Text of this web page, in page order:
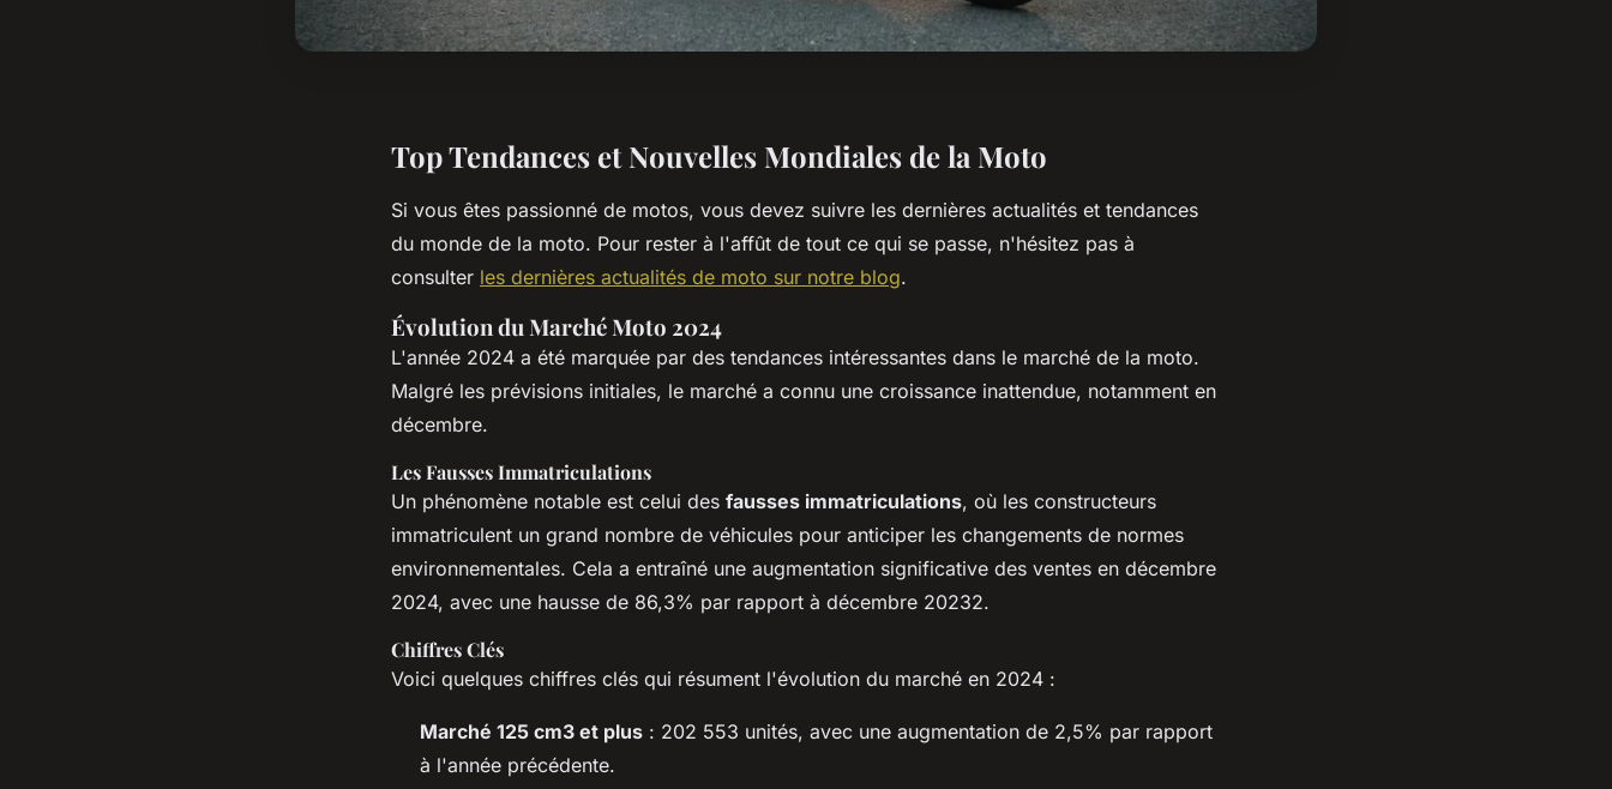
Top Tendances et Nouvelles Mondiales de la Moto
Si vous êtes passionné de motos, vous devez suivre les dernières actualités et tendances
du monde de la moto. Pour rester à l'affût de tout ce qui se passe, n'hésitez pas à
consulter les dernières actualités de moto sur notre blog.
Évolution du Marché Moto 2024
L'année 2024 a été marquée par des tendances intéressantes dans le marché de la moto.
Malgré les prévisions initiales, le marché a connu une croissance inattendue, notamment en
décembre.
Les Fausses Immatriculations
Un phénomène notable est celui des fausses immatriculations, où les constructeurs
immatriculent un grand nombre de véhicules pour anticiper les changements de normes
environnementales. Cela a entraîné une augmentation significative des ventes en décembre
2024, avec une hausse de 86,3% par rapport à décembre 20232.
Chiffres Clés
Voici quelques chiffres clés qui résument l'évolution du marché en 2024 :
Marché 125 cm3 et plus : 202 553 unités, avec une augmentation de 2,5% par rapport
à l'année précédente.